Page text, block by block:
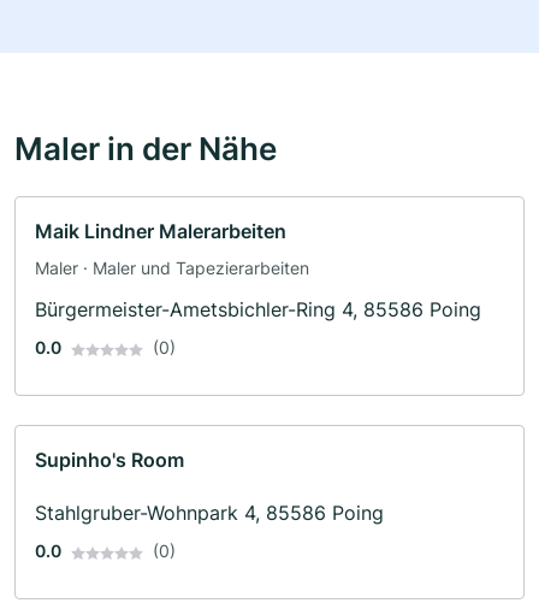
Maler in der Nähe
Maik Lindner Malerarbeiten
Maler · Maler und Tapezierarbeiten
Bürgermeister-Ametsbichler-Ring 4, 85586 Poing
0.0 (0)
Supinho's Room
Stahlgruber-Wohnpark 4, 85586 Poing
0.0 (0)